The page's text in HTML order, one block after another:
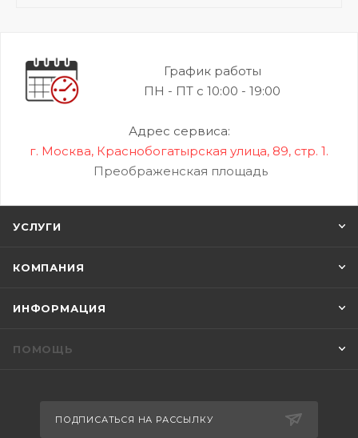
График работы
ПН - ПТ с 10:00 - 19:00
Адрес сервиса:
г. Москва, Краснобогатырская улица, 89, стр. 1.
Преображенская площадь
УСЛУГИ
КОМПАНИЯ
ИНФОРМАЦИЯ
ПОМОЩЬ
ПОДПИСАТЬСЯ НА РАССЫЛКУ